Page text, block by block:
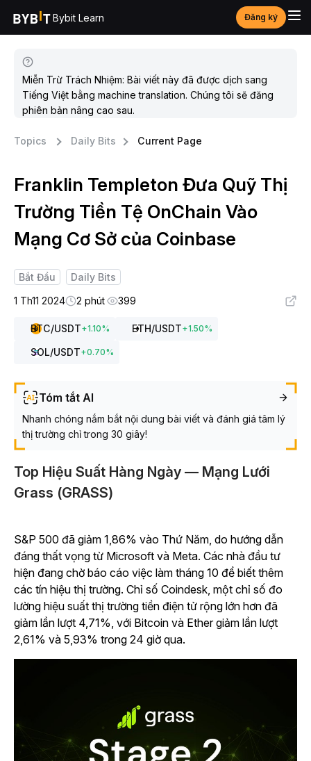
Bybit Learn Đăng ký
Miễn Trừ Trách Nhiệm: Bài viết này đã được dịch sang
Tiếng Việt bằng machine translation. Chúng tôi sẽ đăng
phiên bản nâng cao sau.
Topics Daily Bits Current Page
Franklin Templeton Đưa Quỹ Thị
Trường Tiền Tệ OnChain Vào
Mạng Cơ Sở của Coinbase
Bắt Đầu
Daily Bits
1 Th11 2024
2 phút 399
BTC/USDT+1.10% ETH/USDT+1.50%
SOL/USDT+0.70%
Tóm tắt AI
Nhanh chóng nắm bắt nội dung bài viết và đánh giá tâm lý
thị trường chỉ trong 30 giây!
Top Hiệu Suất Hàng Ngày — Mạng Lưới
Grass (GRASS)
S&P 500 đã giảm 1,86% vào Thứ Năm, do hướng dẫn
đáng thất vọng từ Microsoft và Meta. Các nhà đầu tư
hiện đang chờ báo cáo việc làm tháng 10 để biết thêm
các tín hiệu thị trường. Chỉ số Coindesk, một chỉ số đo
lường hiệu suất thị trường tiền điện tử rộng lớn hơn đã
giảm lần lượt 4,71%, với Bitcoin và Ether giảm lần lượt
2,61% và 5,93% trong 24 giờ qua.